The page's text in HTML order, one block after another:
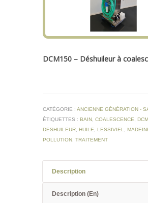
DCM150 – Déshuileur à
CATÉGORIE : ANCIENNE GÉNÉRATION -
ÉTIQUETTES : BAIN COALESCENCE
DESHUILEUR HUILE LESSIVIEL
POLLUTION TRAITEMENT
Description
Description (En)